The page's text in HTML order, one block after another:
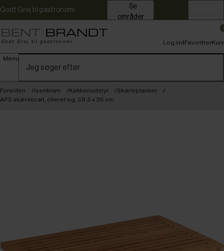
Godt Grej til gastronomi
områder
Menu
Log indFavoritterKurv
Forsiden Isenkram Køkkenudstyr
Skæreplanker
APS skærebræt, olieret eg, 58,5 x 35 cm